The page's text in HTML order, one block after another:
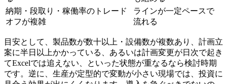
納期・段取り・稼働率のトレード
オフが複雑
ラインが一定ペースで
流れる
目安として、製品数が数十以上・設備数が複数あり、計画立
案に半日以上かかっている、あるいは計画変更が日次で起き
てExcelでは追えない、といった状態が重なるなら検討時期
です。逆に、生産が定型的で変動が小さい現場では、投資に